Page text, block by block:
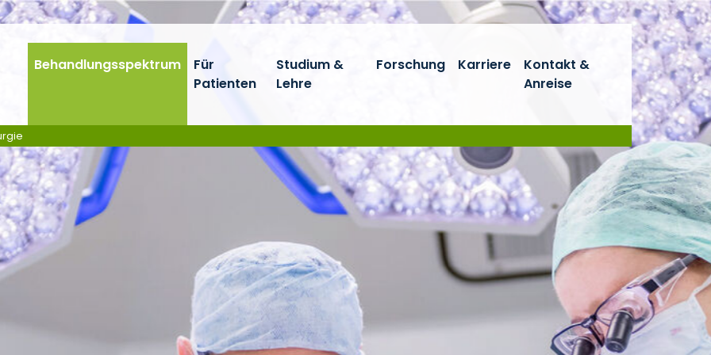
Behandlungsspektrum
Für
Patienten
Studium &
Lehre
Forschung Karriere
Kontakt &
Anreise